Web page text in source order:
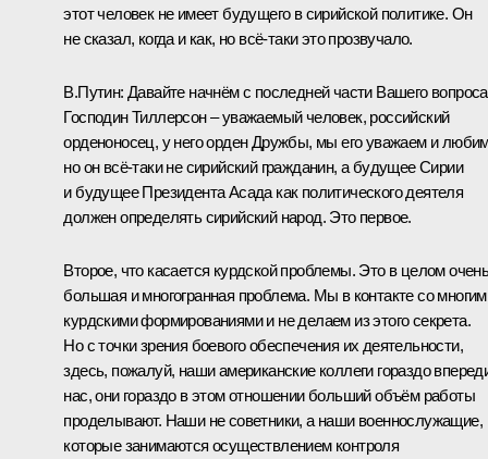
этот человек не имеет будущего в сирийской политике. Он
не сказал, когда и как, но всё‑таки это прозвучало.
В.Путин: Давайте начнём с последней части Вашего
Господин Тиллерсон – уважаемый человек, российский
орденоносец, у него орден Дружбы, мы его уважаем и
но он всё‑таки не сирийский гражданин, а будущее Сирии
и будущее Президента Асада как политического деятеля
должен определять сирийский народ. Это первое.
Второе, что касается курдской проблемы. Это в целом
большая и многогранная проблема. Мы в контакте со
курдскими формированиями и не делаем из этого секрета.
Но с точки зрения боевого обеспечения их деятельности,
здесь, пожалуй, наши американские коллеги гораздо
нас, они гораздо в этом отношении больший объём работы
проделывают. Наши не советники, а наши военнослужащие,
которые занимаются осуществлением контроля